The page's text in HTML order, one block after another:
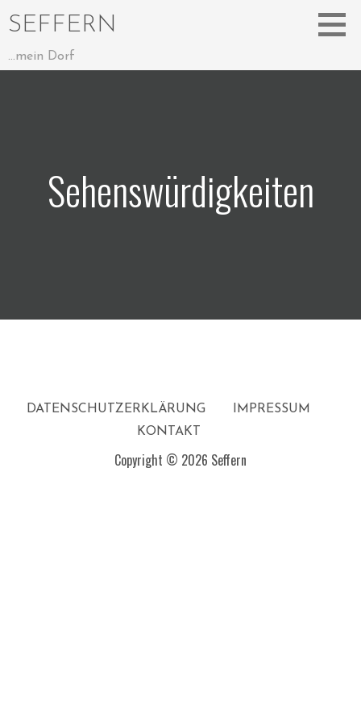
Inhalt
springen
SEFFERN
...mein Dorf
Sehenswürdigkeiten
DATENSCHUTZERKLÄRUNG
IMPRESSUM
KONTAKT
Copyright © 2026 Seffern